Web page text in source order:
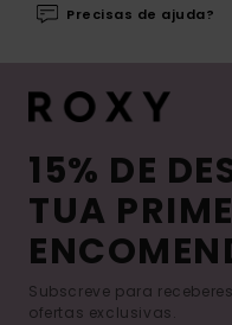
Precisas de ajuda?
15% DE
TUA
Subscreve para
ofertas exclusivas.